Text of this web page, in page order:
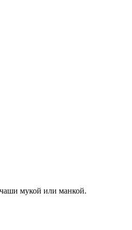
мукой или манкой.